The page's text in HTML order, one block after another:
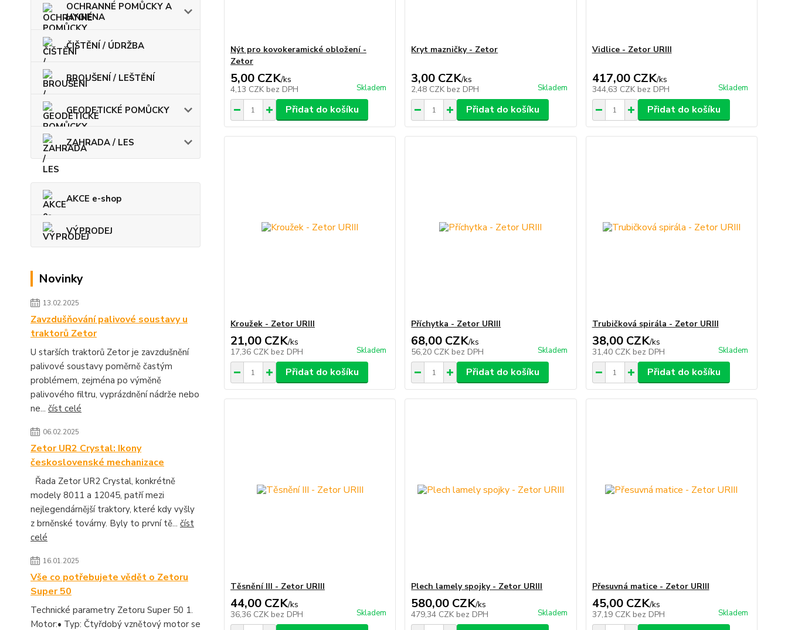
OCHRANNÉ POMŮCKY A
HYGIENA
ČIŠTĚNÍ / ÚDRŽBA
BROUŠENÍ / LEŠTĚNÍ
GEODETICKÉ POMŮCKY
ZAHRADA / LES
AKCE e-shop
VÝPRODEJ
Novinky
13.02.2025
Zavzdušňování palivové soustavy u
traktorů Zetor
U starších traktorů Zetor je zavzdušnění
palivové soustavy poměrně častým
problémem, zejména po výměně
palivového filtru, vyprázdnění nádrže nebo
ne... číst celé
06.02.2025
Zetor UR2 Crystal: Ikony
československé mechanizace
Řada Zetor UR2 Crystal, konkrétně
modely 8011 a 12045, patří mezi
nejlegendárnější traktory, které kdy vyšly
z brněnské továrny. Byly to první tě... číst
celé
16.01.2025
Vše co potřebujete vědět o Zetoru
Super 50
Technické parametry Zetoru Super 50 1.
Motor:• Typ: Čtyřdobý vznětový motor se
Nýt pro kovokeramické obložení -
Zetor
5,00 CZK/ks
4,13 CZK bez DPH Skladem
Přidat do košíku
Kryt mazničky - Zetor
3,00 CZK/ks
2,48 CZK bez DPH Skladem
Přidat do košíku
Vidlice - Zetor URIII
417,00 CZK/ks
344,63 CZK bez DPH Skladem
Přidat do košíku
Kroužek - Zetor URIII
21,00 CZK/ks
17,36 CZK bez DPH Skladem
Přidat do košíku
Příchytka - Zetor URIII
68,00 CZK/ks
56,20 CZK bez DPH Skladem
Přidat do košíku
Trubičková spirála - Zetor URIII
38,00 CZK/ks
31,40 CZK bez DPH Skladem
Přidat do košíku
Těsnění III - Zetor URIII
44,00 CZK/ks
36,36 CZK bez DPH Skladem
Plech lamely spojky - Zetor URIII
580,00 CZK/ks
479,34 CZK bez DPH Skladem
Přesuvná matice - Zetor URIII
45,00 CZK/ks
37,19 CZK bez DPH Skladem